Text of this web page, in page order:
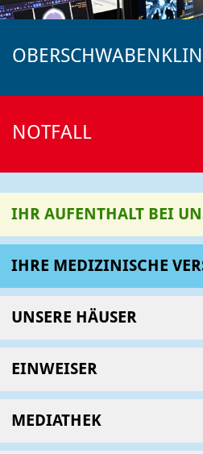
NOTFALL
IHR AUFENTHALT BEI
IHRE MEDIZINISCHE
UNSERE HÄUSER
EINWEISER
MEDIATHEK